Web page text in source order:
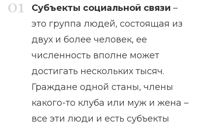
Субъекты социальной связи –
это группа людей, состоящая из
двух и более человек, ее
численность вполне может
достигать нескольких тысяч.
Граждане одной станы, члены
какого-то клуба или муж и жена –
все эти люди и есть субъекты